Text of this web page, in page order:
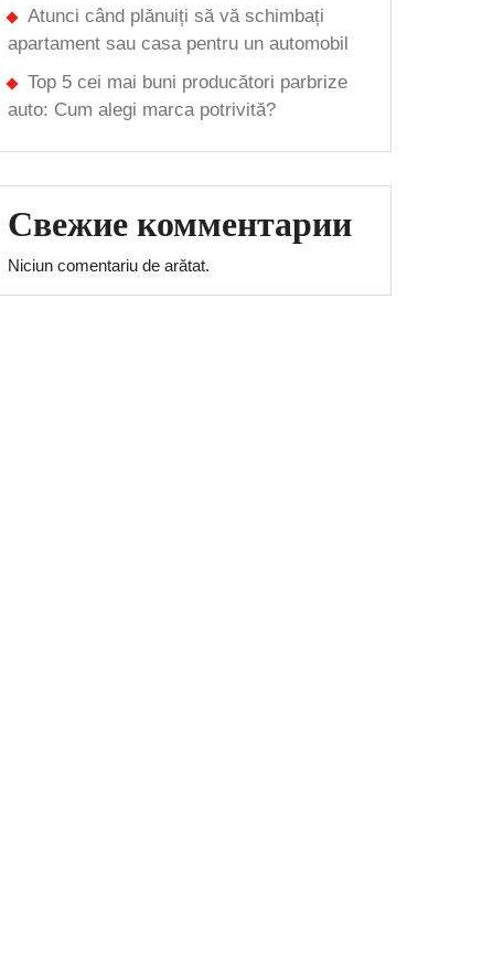
Atunci când plănuiți să vă schimbați
apartament sau casa pentru un automobil
Top 5 cei mai buni producători parbrize
auto: Cum alegi marca potrivită?
Свежие комментарии
Niciun comentariu de arătat.